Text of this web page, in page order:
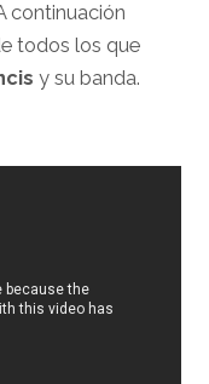
continuación
todos los que
y su banda.